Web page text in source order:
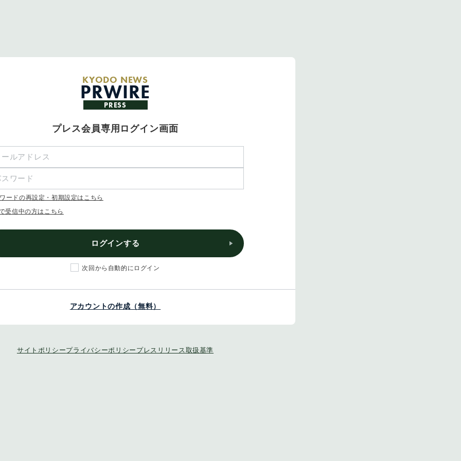
KYODO NEWS
PRWIRE
PRESS
プレス会員専用ログイン画面
ードの再設定・初期設定はこちら
受信中の方はこちら
ログインする
次回から自動的にログイン
アカウントの作成（無料）
サイトポリシープライバシーポリシー プレスリリース取扱基準